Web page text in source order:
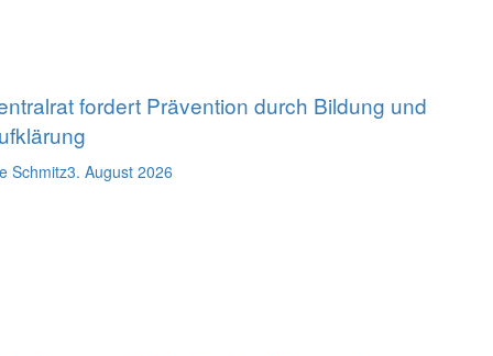
fordert Prävention durch Bildung und
Schmitz3. August 2026